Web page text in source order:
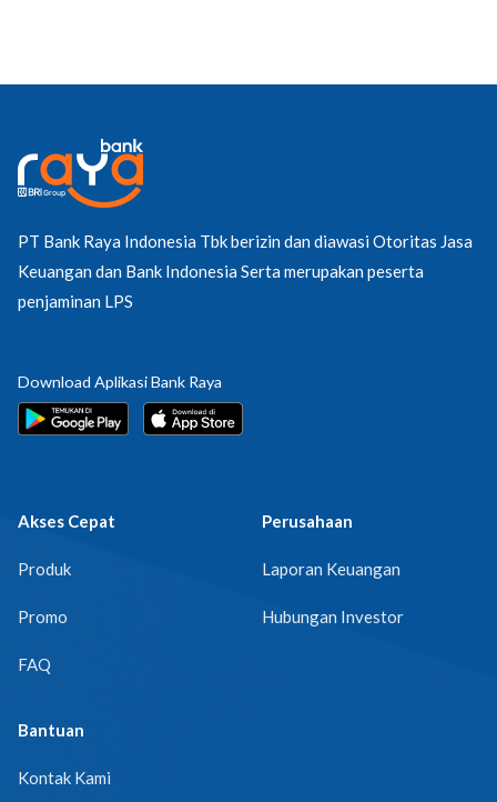
PT Bank Raya Indonesia Tbk berizin dan diawasi Otoritas Jasa
Keuangan dan Bank Indonesia Serta merupakan peserta
penjaminan LPS
Download Aplikasi Bank Raya
Akses Cepat
Produk
Promo
FAQ
Perusahaan
Laporan Keuangan
Hubungan Investor
Bantuan
Kontak Kami